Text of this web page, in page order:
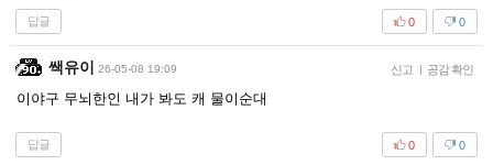
답글 0
0
쌕유이 26-05-08 19:09 신고 | 공감 확인
이야구 무뇌한인 내가 봐도 캐 물이순대
답글 0
0